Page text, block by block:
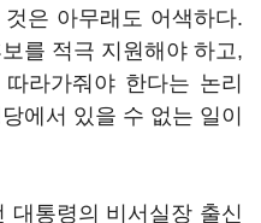
은 아무래도 어색하다.
를 적극 지원해야 하고,
라가줘야 한다는 논리
에서 있을 수 없는 일이
대통령의 비서실장 출신